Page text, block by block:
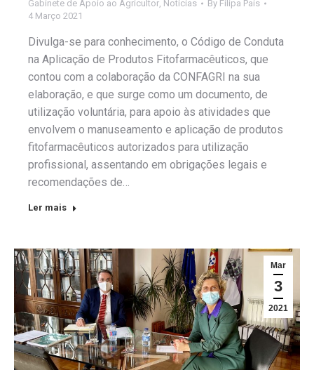
Gabinete de Apoio ao Agricultor, Notícias By Filipa Pais
4 Março 2021
Divulga-se para conhecimento, o Código de Conduta
na Aplicação de Produtos Fitofarmacêuticos, que
contou com a colaboração da CONFAGRI na sua
elaboração, e que surge como um documento, de
utilização voluntária, para apoio às atividades que
envolvem o manuseamento e aplicação de produtos
fitofarmacêuticos autorizados para utilização
profissional, assentando em obrigações legais e
recomendações de…
Ler mais
Mar
3
2021